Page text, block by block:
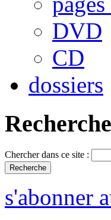
DVD
CD
dossiers
Recherche
Chercher dans ce site :
s'abonner